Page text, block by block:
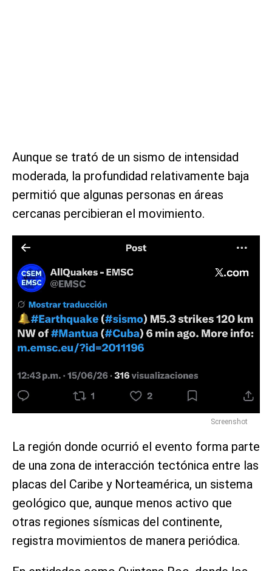
Aunque se trató de un sismo de intensidad
moderada, la profundidad relativamente baja
permitió que algunas personas en áreas
cercanas percibieran el movimiento.
Screenshot
La región donde ocurrió el evento forma parte
de una zona de interacción tectónica entre las
placas del Caribe y Norteamérica, un sistema
geológico que, aunque menos activo que
otras regiones sísmicas del continente,
registra movimientos de manera periódica.